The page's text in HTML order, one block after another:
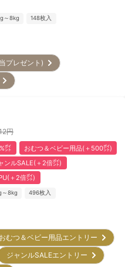
～8kg 148枚入
プレゼント)
円
㌽
おむつ＆ベビー用品(＋500㌽)
ンルSALE(＋2倍㌽)
＋2倍㌽)
～8kg 496枚入
おむつ＆ベビー用品エントリー
ジャンルSALEエントリー